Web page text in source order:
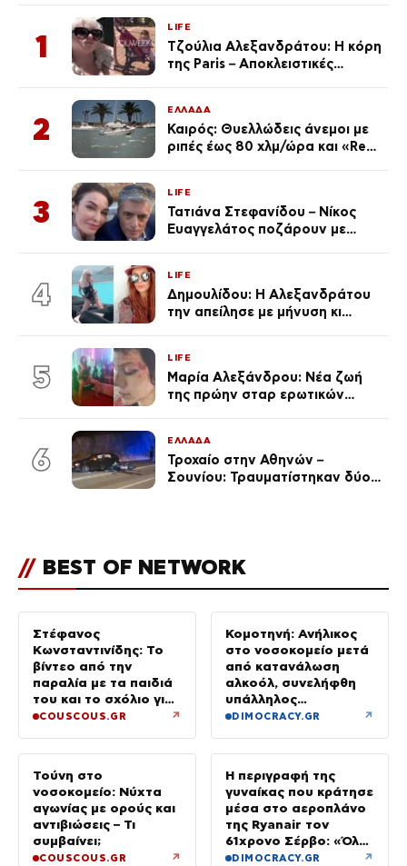
1
LIFE
Τζούλια Αλεξανδράτου: Η κόρη
της Paris – Αποκλειστικές
2
ΕΛΛΑΔΑ
Καιρός: Θυελλώδεις άνεμοι με
ριπές έως 80 χλμ/ώρα και «Red
3
LIFE
Τατιάνα Στεφανίδου – Νίκος
Ευαγγελάτος ποζάρουν με
4
LIFE
Δημουλίδου: Η Αλεξανδράτου
την απείλησε με μήνυση κι
ποια είσαι σοκαρίστικα»
5
LIFE
Μαρία Αλεξάνδρου: Νέα ζωή
της πρώην σταρ ερωτικών
(Φωτογραφίες)
6
ΕΛΛΑΔΑ
Τροχαίο στην Αθηνών –
Σουνίου: Τραυματίστηκαν δύο
// BEST OF NETWORK
Στέφανος
Κωνσταντινίδης: Το
βίντεο από την
παραλία με τα παιδιά
του και το σχόλιο για
την ηλικία του
COUSCOUS.GR ↗
Κομοτηνή: Ανήλικος
στο νοσοκομείο μετά
από κατανάλωση
αλκοόλ, συνελήφθη
υπάλληλος
καταστήματος
DIMOCRACY.GR ↗
Τούνη στο
νοσοκομείο: Νύχτα
αγωνίας με ορούς και
αντιβιώσεις – Τι
συμβαίνει;
COUSCOUS.GR ↗
Η περιγραφή της
γυναίκας που κράτησε
μέσα στο αεροπλάνο
της Ryanair τον
61χρονο Σέρβο: «Όλα
έγιναν σε κλάσματα
DIMOCRACY.GR ↗